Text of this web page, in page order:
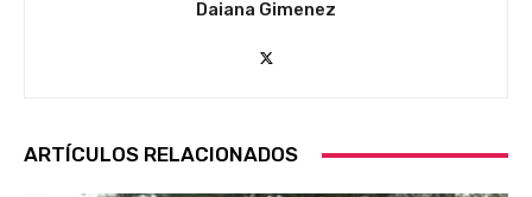
Daiana Gimenez
ARTÍCULOS RELACIONADOS